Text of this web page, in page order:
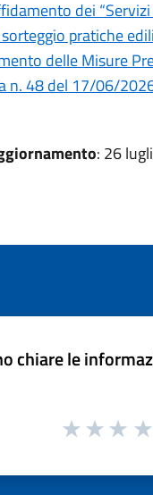
dei
pratiche
delle Misure
n. 48 del 17/06/
: 26
chiare le